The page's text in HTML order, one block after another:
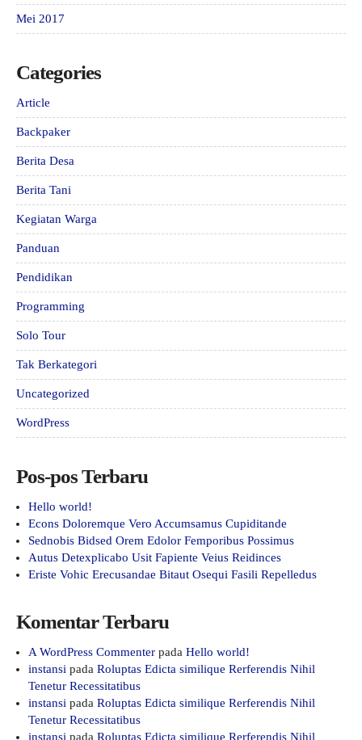
Mei 2017
Categories
Article
Backpaker
Berita Desa
Berita Tani
Kegiatan Warga
Panduan
Pendidikan
Programming
Solo Tour
Tak Berkategori
Uncategorized
WordPress
Pos-pos Terbaru
Hello world!
Econs Doloremque Vero Accumsamus Cupiditande
Sednobis Bidsed Orem Edolor Femporibus Possimus
Autus Detexplicabo Usit Fapiente Veius Reidinces
Eriste Vohic Erecusandae Bitaut Osequi Fasili Repelledus
Komentar Terbaru
A WordPress Commenter pada Hello world!
instansi pada Roluptas Edicta similique Rerferendis Nihil
Tenetur Recessitatibus
instansi pada Roluptas Edicta similique Rerferendis Nihil
Tenetur Recessitatibus
instansi pada Roluptas Edicta similique Rerferendis Nihil